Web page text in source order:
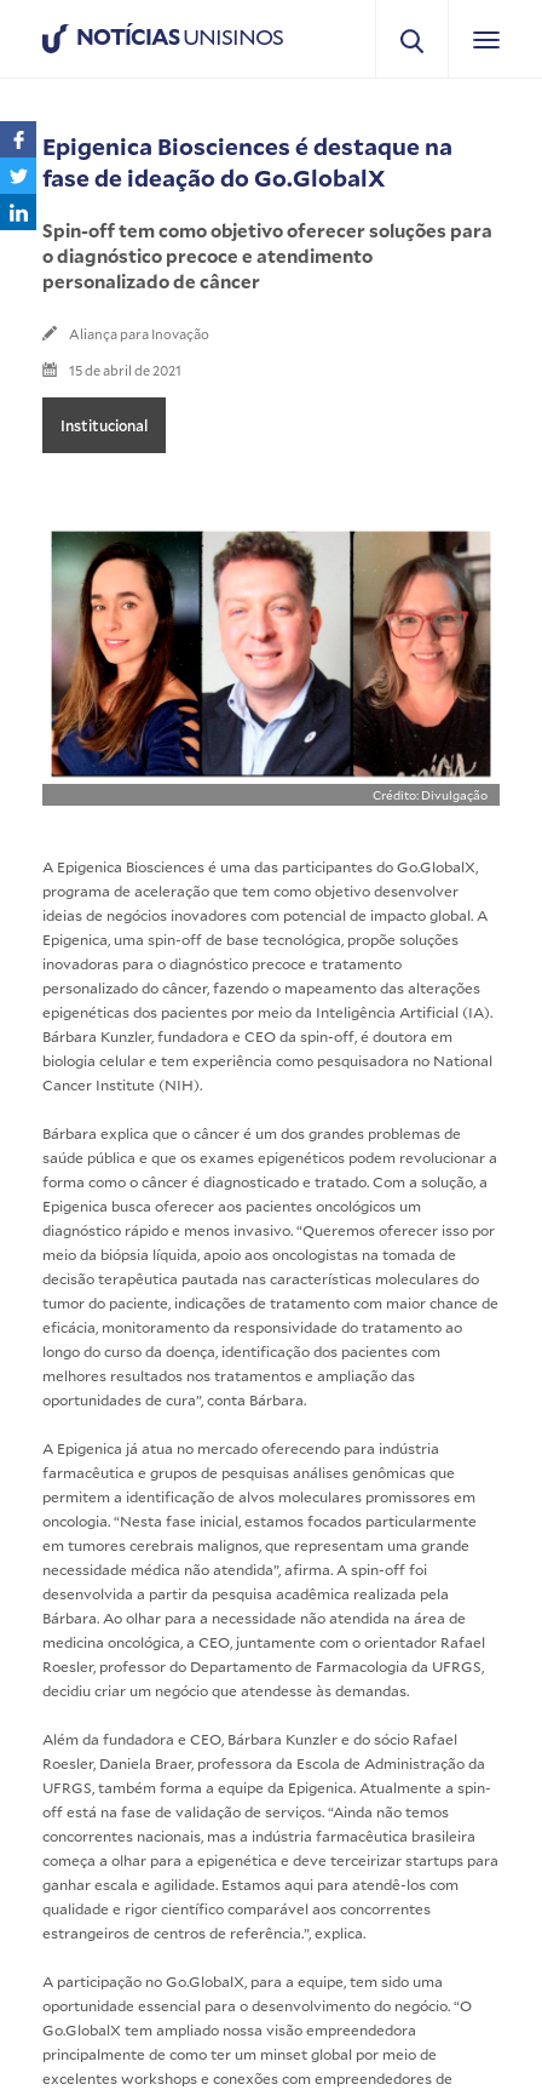
NOTÍCIASUNISINOS
Epigenica Biosciences é destaque na
fase de ideação do Go.GlobalX
Spin-off tem como objetivo oferecer soluções para
o diagnóstico precoce e atendimento
personalizado de câncer
Aliança para Inovação
15 de abril de 2021
Institucional
Crédito: Divulgação
A Epigenica Biosciences é uma das participantes do Go.GlobalX,
programa de aceleração que tem como objetivo desenvolver
ideias de negócios inovadores com potencial de impacto global. A
Epigenica, uma spin-off de base tecnológica, propõe soluções
inovadoras para o diagnóstico precoce e tratamento
personalizado do câncer, fazendo o mapeamento das alterações
epigenéticas dos pacientes por meio da Inteligência Artificial (IA).
Bárbara Kunzler, fundadora e CEO da spin-off, é doutora em
biologia celular e tem experiência como pesquisadora no National
Cancer Institute (NIH).
Bárbara explica que o câncer é um dos grandes problemas de
saúde pública e que os exames epigenéticos podem revolucionar a
forma como o câncer é diagnosticado e tratado. Com a solução, a
Epigenica busca oferecer aos pacientes oncológicos um
diagnóstico rápido e menos invasivo. “Queremos oferecer isso por
meio da biópsia líquida, apoio aos oncologistas na tomada de
decisão terapêutica pautada nas características moleculares do
tumor do paciente, indicações de tratamento com maior chance de
eficácia, monitoramento da responsividade do tratamento ao
longo do curso da doença, identificação dos pacientes com
melhores resultados nos tratamentos e ampliação das
oportunidades de cura”, conta Bárbara.
A Epigenica já atua no mercado oferecendo para indústria
farmacêutica e grupos de pesquisas análises genômicas que
permitem a identificação de alvos moleculares promissores em
oncologia. “Nesta fase inicial, estamos focados particularmente
em tumores cerebrais malignos, que representam uma grande
necessidade médica não atendida”, afirma. A spin-off foi
desenvolvida a partir da pesquisa acadêmica realizada pela
Bárbara. Ao olhar para a necessidade não atendida na área de
medicina oncológica, a CEO, juntamente com o orientador Rafael
Roesler, professor do Departamento de Farmacologia da UFRGS,
decidiu criar um negócio que atendesse às demandas.
Além da fundadora e CEO, Bárbara Kunzler e do sócio Rafael
Roesler, Daniela Braer, professora da Escola de Administração da
UFRGS, também forma a equipe da Epigenica. Atualmente a spin-
off está na fase de validação de serviços. “Ainda não temos
concorrentes nacionais, mas a indústria farmacêutica brasileira
começa a olhar para a epigenética e deve terceirizar startups para
ganhar escala e agilidade. Estamos aqui para atendê-los com
qualidade e rigor científico comparável aos concorrentes
estrangeiros de centros de referência.”, explica.
A participação no Go.GlobalX, para a equipe, tem sido uma
oportunidade essencial para o desenvolvimento do negócio. “O
Go.GlobalX tem ampliado nossa visão empreendedora
principalmente de como ter um minset global por meio de
excelentes workshops e conexões com empreendedores de